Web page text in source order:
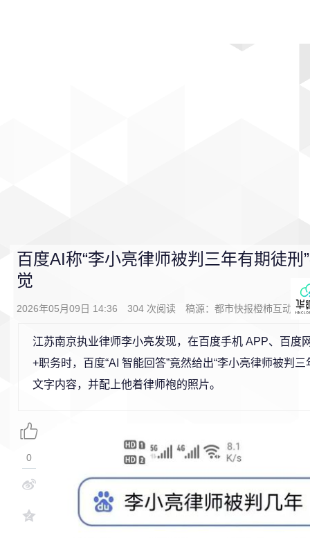
百度AI称“李小亮律师被判三年有期徒
觉
2026年05月09日 14:36 304 次阅读 稿源： 都市快报橙柿互动
江苏南京执业律师李小亮发现，在百度手机 APP、百度
+职务时，百度“AI 智能回答”竟然给出“李小亮律师被判三
文字内容，并配上他着律师袍的照片。
0